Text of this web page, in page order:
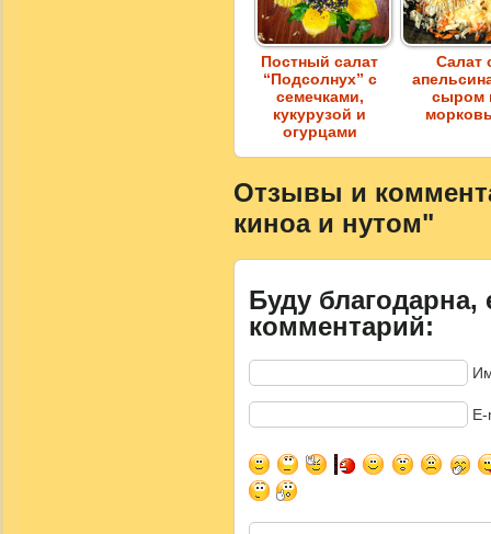
Постный салат
“Подсолнух” с
семечками,
кукурузой и
огурцами
Салат
сыром
Отзывы и
киноа и нутом"
Буду благодарна,
комментарий: